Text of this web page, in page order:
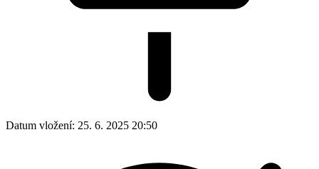
Datum vložení: 25. 6. 2025 20:50